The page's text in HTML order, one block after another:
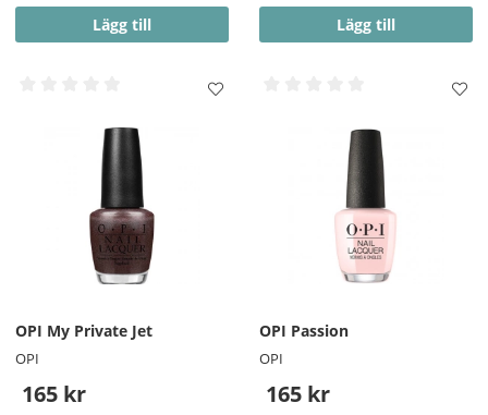
Lägg till Lägg till
OPI My Private Jet
OPI
165 kr
OPI Passion
OPI
165 kr